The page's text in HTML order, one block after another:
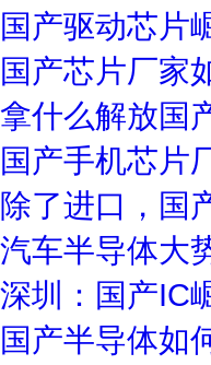
国产驱动芯片
国产芯片厂家
拿什么解放国
国产手机芯片
除了进口，国
汽车半导体大
深圳：国产IC
国产半导体如